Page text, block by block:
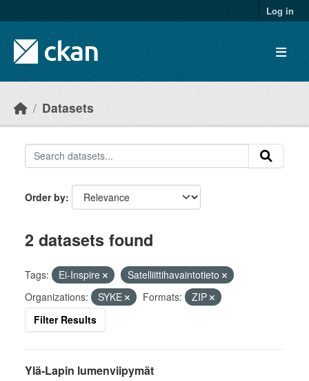
Log in
Datasets
Order by
2 datasets found
Tags: Ei-Inspire
Satelliittihavaintotieto
Organizations:
SYKE Formats:
ZIP
Filter Results
Ylä-Lapin lumenviipymät